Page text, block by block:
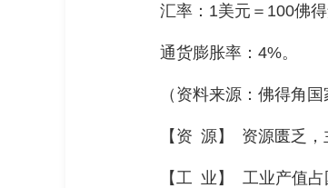
汇率：1美元＝100佛得
通货膨胀率：4%。
（资料来源：佛得角国
【资 源】 资源匮乏
【工 业】 工业产值